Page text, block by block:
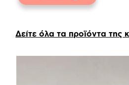
Οι γεωμετρικές γραμμές
καμπύλες γωνίες του.
προδιαγραφών και
Δείτε όλα τα προϊόντα της